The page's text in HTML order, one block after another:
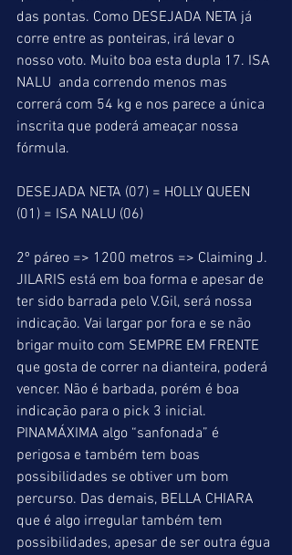
das pontas. Como DESEJADA NETA já
corre entre as ponteiras, irá levar o
nosso voto. Muito boa esta dupla 17. ISA
NALU  anda correndo menos mas
correrá com 54 kg e nos parece a única
inscrita que poderá ameaçar nossa
fórmula.
DESEJADA NETA (07) = HOLLY QUEEN
(01) = ISA NALU (06)
2º páreo => 1200 metros => Claiming J.
JILARIS está em boa forma e apesar de
ter sido barrada pelo V.Gil, será nossa
indicação. Vai largar por fora e se não
brigar muito com SEMPRE EM FRENTE
que gosta de correr na dianteira, poderá
vencer. Não é barbada, porém é boa
indicação para o pick 3 inicial.
PINAMÁXIMA algo “sanfonada” é
perigosa e também tem boas
possibilidades se obtiver um bom
percurso. Das demais, BELLA CHIARA
que é algo irregular também tem
possibilidades, apesar de ser outra égua